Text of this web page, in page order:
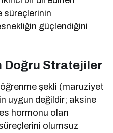
süreçlerinin
güçlendiğini
Doğru Stratejiler
şekli (maruziyet
uygun değildir; aksine
hormonu olan
olumsuz